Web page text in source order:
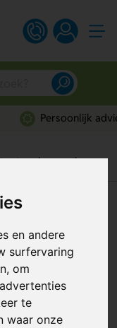
en andere
surfervaring
om
te
waar onze
(520 ml)
ml)